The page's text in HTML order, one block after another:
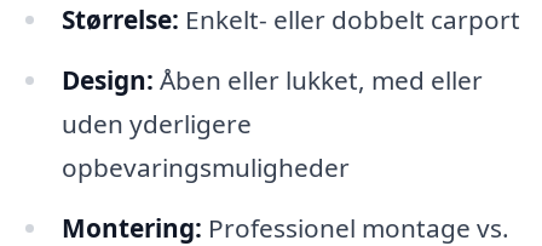
Størrelse: Enkelt- eller dobbelt carport
Design: Åben eller lukket, med eller
uden yderligere
opbevaringsmuligheder
Montering: Professionel montage vs.